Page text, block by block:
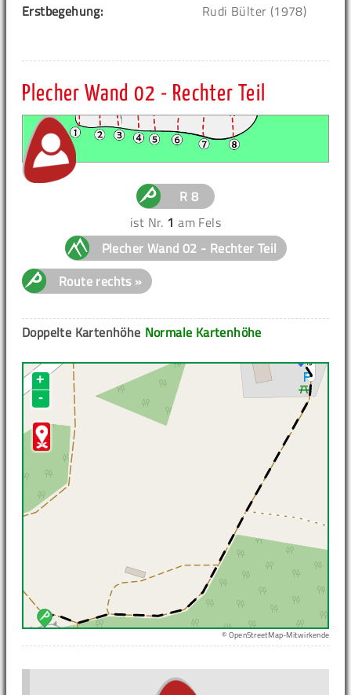
Erstbegehung: Rudi Bülter (1978)
Plecher Wand 02 - Rechter Teil
R 8
ist Nr. 1 am Fels
Plecher Wand 02 - Rechter Teil
Route rechts »
Normale Kartenhöhe
Doppelte Kartenhöhe
+
-
© OpenStreetMap-Mitwirkende